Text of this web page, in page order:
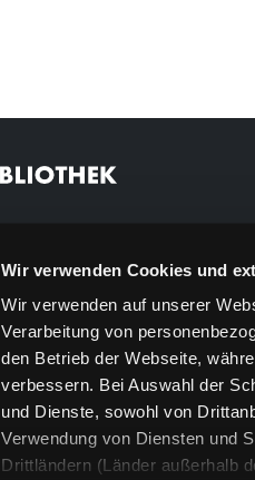
Wir verwenden Cookies und
Wir verwenden auf unserer
Verarbeitung von
den Betrieb der Webseite,
verbessern. Bei Auswahl der
und Dienste, sowohl von
Verwendung von Diensten und
Drittländern (Länder außerhalb
Feedback
Kontakt
Über uns
Jobs
Medienwunsch
FAQs